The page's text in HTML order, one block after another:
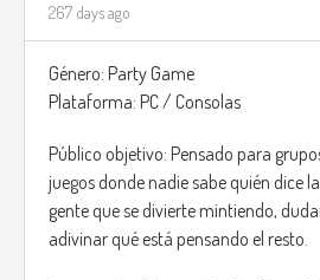
267 days ago
Género: Party Game
Plataforma: PC / Consolas
Público objetivo: Pensado para
juegos donde nadie sabe quién dice
gente que se divierte mintiendo,
adivinar qué está pensando el resto.